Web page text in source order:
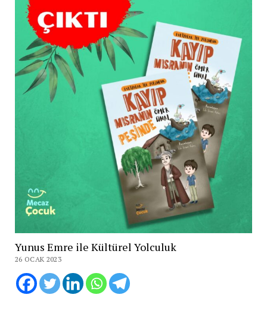
Yunus Emre ile Kültürel Yolculuk
26 OCAK 2023